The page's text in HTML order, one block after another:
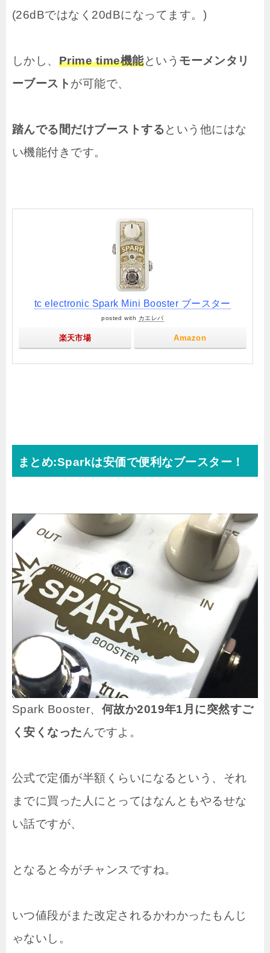
(26dBではなく20dBになってます。)
しかし、 Prime time機能という モーメンタリ
ーブーストが可能で、
踏んでる間だけブーストするという他にはな
い機能付きです。
tc electronic Spark Mini Booster ブースター
posted with カエレバ
楽天市場 Amazon
まとめ:Sparkは安価で便利なブースター！
Spark Booster、 何故か2019年1月に突然すご
く安くなったんですよ。
公式で定価が半額くらいになるという、それ
までに買った人にとってはなんともやるせな
い話ですが、
となると今がチャンスですね。
いつ値段がまた改定されるかわかったもんじ
ゃないし。